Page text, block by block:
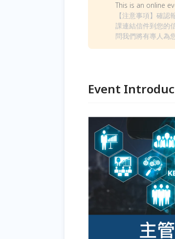
This is an online
【注意事項】確
課連結信件到您的
問我們將有專人為
Event